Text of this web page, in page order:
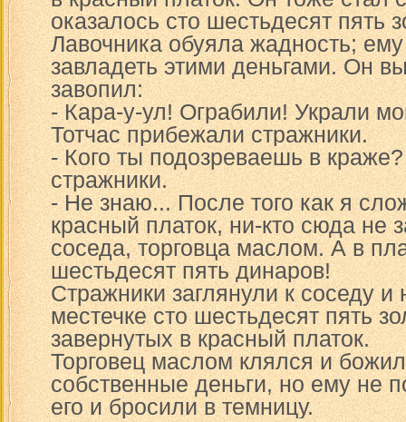
оказалось сто шестьдесят пять
Лавочника обуяла жадность; ему
завладеть этими деньгами. Он
завопил:
- Кара-у-ул! Ограбили! Украли
Тотчас прибежали стражники.
- Кого ты подозреваешь в
стражники.
- Не знаю... После того как я
красный платок, ни-кто сюда не
соседа, торговца маслом. А в
шестьдесят пять динаров!
Стражники заглянули к соседу
местечке сто шестьдесят пять
завернутых в красный платок.
Торговец маслом клялся и
собственные деньги, но ему не
его и бросили в темницу.